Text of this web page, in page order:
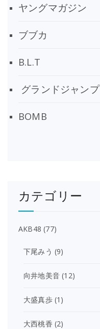
ヤングマガジン
ブブカ
B.L.T
グランドジャンプ
BOMB
カテゴリー
AKB48 (77)
下尾みう (9)
向井地美音 (12)
大盛真歩(1)
大西桃香 (2)